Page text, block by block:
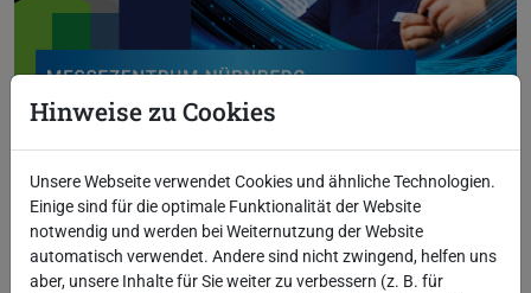
Hinweise zu Cookies
Unsere Webseite verwendet Cookies und ähnliche Technologien.
Einige sind für die optimale Funktionalität der Website
notwendig und werden bei Weiternutzung der Website
automatisch verwendet. Andere sind nicht zwingend, helfen uns
aber, unsere Inhalte für Sie weiter zu verbessern (z. B. für